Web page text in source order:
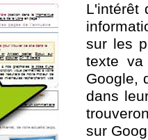
L'intérêt
sur les
texte va
Google,
dans
sur